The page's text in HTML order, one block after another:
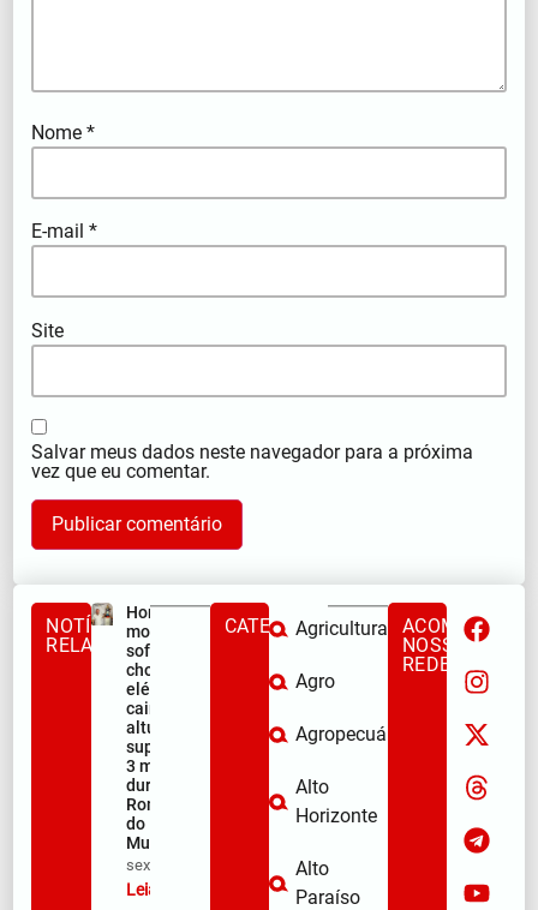
Nome*
E-mail*
Site
Salvar meus dados neste navegador para a próxima
vez que eu comentar.
NOTÍCIAS
RELACIONADAS
Homem
morre após
sofrer
choque
elétrico e
cair de
altura
superior a
3 metros
durante a
Romaria
do
Muquém
sex/08/2026
Leia mais »
CATEGORIASAgricultura
Agro
Agropecuária
Alto
Horizonte
Alto
Paraíso
ACOMPANHE
NOSSAS
REDES